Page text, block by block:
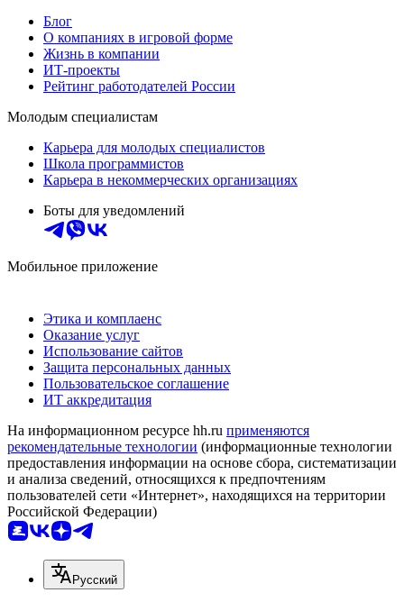
Блог
О компаниях в игровой форме
Жизнь в компании
ИТ-проекты
Рейтинг работодателей России
Молодым специалистам
Карьера для молодых специалистов
Школа программистов
Карьера в некоммерческих организациях
Боты для уведомлений
Мобильное приложение
Этика и комплаенс
Оказание услуг
Использование сайтов
Защита персональных данных
Пользовательское соглашение
ИТ аккредитация
На информационном ресурсе hh.ru применяются
рекомендательные технологии (информационные технологии
предоставления информации на основе сбора, систематизации
и анализа сведений, относящихся к предпочтениям
пользователей сети «Интернет», находящихся на территории
Российской Федерации)
Русский